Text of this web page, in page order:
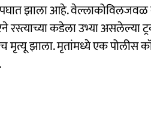
झाला आहे. वेल्लाकोविलजवळ
रस्त्याच्या कडेला उभ्या असलेल्या
मृत्यू झाला. मृतांमध्ये एक पोलीस